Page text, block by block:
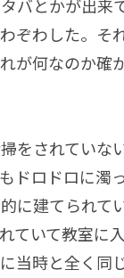
バとかが出来
ぞわした。そ
が何なのか確
をされていな
ドロドロに濁
に建てられて
ていて教室に
当時と全く同